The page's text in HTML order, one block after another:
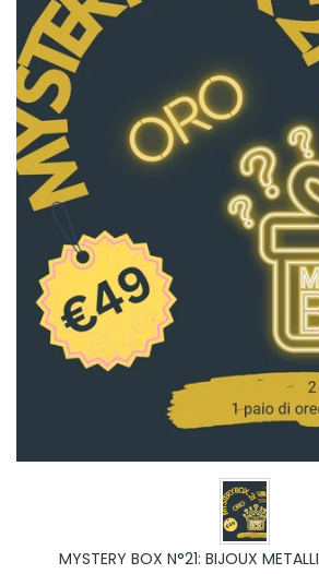
MYSTERY BOX N°21: BIJOUX